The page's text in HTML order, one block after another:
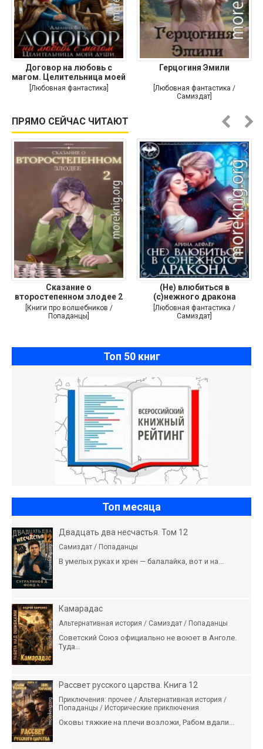
Договор на любовь с
магом. Целительница моей
души
[Любовная фантастика]
Герцогиня Эмили
[Любовная фантастика /
Самиздат]
ПРЯМО СЕЙЧАС ЧИТАЮТ
Сказание о
второстепенном злодее 2
[Книги про волшебников /
Попаданцы]
(Не) влюбиться в
(с)нежного дракона
[Любовная фантастика /
Самиздат]
Топ 50 книг
Топ месяца
Двадцать два несчастья. Том 12
Самиздат / Попаданцы
В умелых руках и хрен — балалайка, вот и на...
Камарадас
Альтернативная история / Самиздат / Попаданцы
Советский Союз официально не воюет в Анголе.
Туда...
Рассвет русского царства. Книга 12
Приключения: прочее / Альтернативная история /
Попаданцы / Исторические приключения
Оковы тяжкие на плечи возложи, Рабом вдали...